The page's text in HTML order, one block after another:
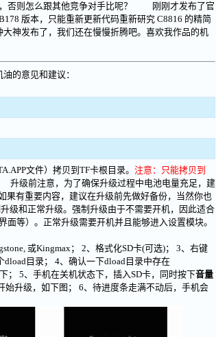
，否则怎么跟其他竞争对手比呢？ 刚刚才发布了官
版本，只能重新更新代码重新研究 C8816 的精简
神发布了，我们还在慢慢折腾吧。喜欢我作品的机
的意见和建议：
文件）拷贝到TF卡根目录。 注意：只能拷贝到
级前注意，为了确保升级过程中电池电量充足，建
果有重要内容，建议在升级前先做好备份，当然你也
和正常升级。强制升级由于不需要开机，因此适合
等）。正常升级需要开机并且能够进入设置模块。
或Kingmax； 2、格式化SD卡(可选)； 3、右键
目录； 4、确认一下dload目录中存在
； 5、手机在关机状态下，插入SD卡，同时按下音量
始升级，如下图； 6、待进度条走满不动后，手机会